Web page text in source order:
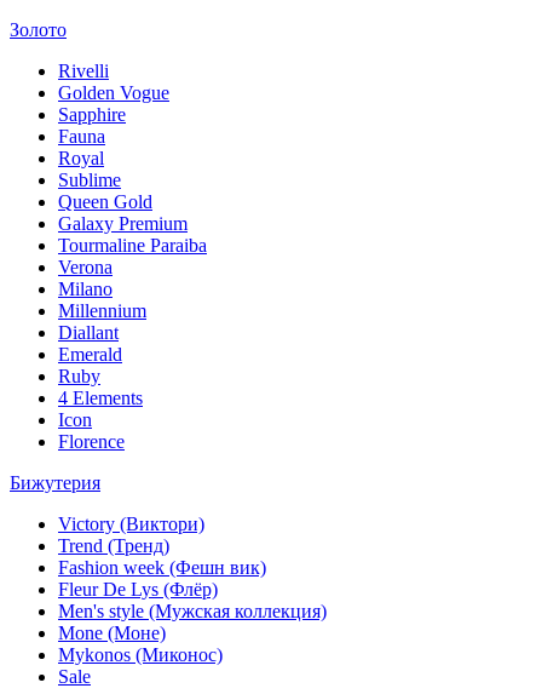
Золото
Rivelli
Golden Vogue
Sapphire
Fauna
Royal
Sublime
Queen Gold
Galaxy Premium
Tourmaline Paraiba
Verona
Milano
Millennium
Diallant
Emerald
Ruby
4 Elements
Icon
Florence
Бижутерия
Victory (Виктори)
Trend (Тренд)
Fashion week (Фешн вик)
Fleur De Lys (Флёр)
Men's style (Мужская коллекция)
Mone (Моне)
Mykonos (Миконос)
Sale